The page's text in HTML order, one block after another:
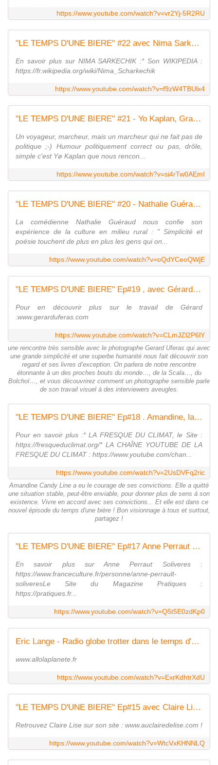
https://www.youtube.com/watch?v=vr2Yj-5R2RU
"LE TEMPS D'UNE BIERE" #22 avec Nima Sarkechik, Pianiste international qui dénote ;-)
En savoir plus sur NIMA SARKECHIK :* Son WIKIPEDIA :
https://fr.wikipedia.org/wiki/Nima_Scharkechik
https://www.youtube.com/watch?v=f9zW4TBUlx4
"LE TEMPS D'UNE BIERE" #21 - Yo Kaplan, Grand marcheur devant l'Eternel
Un voyageur, marcheur, mais un marcheur qui ne fait pas de
politique ;-) Humour politiquement correct ou pas, drôle,
simple c'est Yø Kaplan que nous rencon...
https://www.youtube.com/watch?v=si4rTw0AEmI
"LE TEMPS D'UNE BIERE" #20 - Nathalie Guéraud, comédienne. LA CULTURE EN MILIEU RURAL
La comédienne Nathalie Guéraud nous confie son
expérience de la culture en milieu rural : " Simplicité et
poésie touchent de plus en plus les gens qui on...
https://www.youtube.com/watch?v=oQdYCeoQWjE
"LE TEMPS D'UNE BIERE" Ep#19 , avec Gérard Uferas - Photographe humaniste
Pour en découvrir plus sur le travail de Gérard
:www.gerarduferas.com
https://www.youtube.com/watch?v=CLmJZl2P6lY
une rencontre très sensible avec le photographe Gerard Uferas qui avec
une grande simplicité et une superbe humanité nous fait découvrir son
regard et ses livres d’exception. On parlera de notre rencontre
étonnante à un des proches bouts du monde…, de la Scala…, du
Bolchoï…, et vous découvrirez comment un photographe sensible parle
de son travail visuel à des interviewers aveugles.
"LE TEMPS D'UNE BIERE" Ep#18 . Amandine, la "fresqueuse du climat"
Pour en savoir plus :* LA FRESQUE DU CLIMAT, le Site :
https://fresqueduclimat.org/* LA CHAÎNE YOUTUBE DE LA
FRESQUE DU CLIMAT : https://www.youtube.com/chan...
https://www.youtube.com/watch?v=2UsDVFq2ric
Amandine Candy Line a eu le courage de ses convictions. Elle a quitté
une situation stable, peut-être enviable, pour donner plus de sens à son
existence. Vivre en accord avec ses convictions... Et elle est dans ce
nouvel épisode du temps d'une bière ! Bon visionnage à tous et surtout,
partagez !
"LE TEMPS D'UNE BIERE" Ep#17 Anne Perraut Soliveres, L'infirmière des infirmières de nuit -
En savoir plus sur Anne Perraut Soliveres :
https://www.franceculture.fr/personne/anne-perrault-
soliveresLe Site du Magazine Pratiques :
https://pratiques.fr...
https://www.youtube.com/watch?v=Q5t5E0zdKp0
Eric Lange - Radio globe trotter dans le temps d'une bière !
www.allolaplanete.fr
https://www.youtube.com/watch?v=ExrKdhtrXdU
"LE TEMPS D'UNE BIERE" Ep#15 avec Claire Lise, Professeure de Yoga
Retrouvez Claire Lise sur son site : www.auclairedelise.com !
https://www.youtube.com/watch?v=WtcVxKHNNLQ